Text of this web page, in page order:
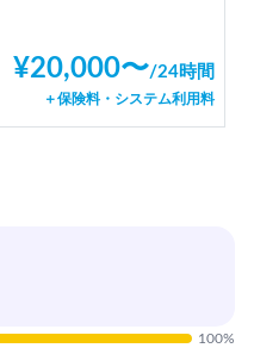
¥20,000〜/24時間
＋保険料・システム利用料
100%